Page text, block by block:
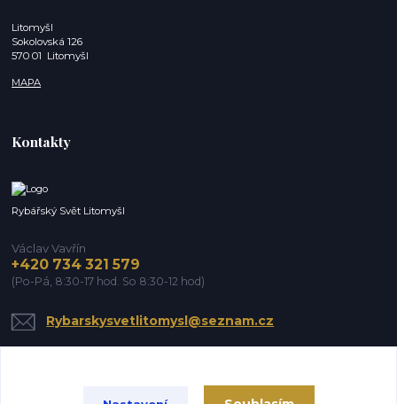
Litomyšl
Sokolovská 126
570 01 Litomyšl
MAPA
Kontakty
Rybářský Svět Litomyšl
Václav Vavřín
+420 734 321 579
(Po-Pá, 8:30-17 hod. So 8:30-12 hod)
Rybarskysvetlitomysl@seznam.cz